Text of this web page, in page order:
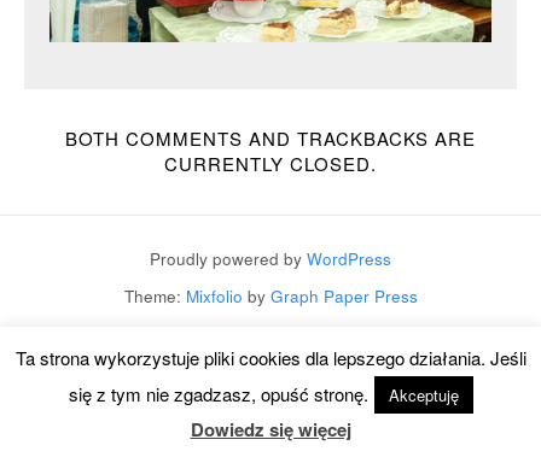
BOTH COMMENTS AND TRACKBACKS ARE
CURRENTLY CLOSED.
Proudly powered by WordPress
Theme: Mixfolio by Graph Paper Press
Ta strona wykorzystuje pliki cookies dla lepszego działania. Jeśli
się z tym nie zgadzasz, opuść stronę.
Akceptuję
Dowiedz się więcej